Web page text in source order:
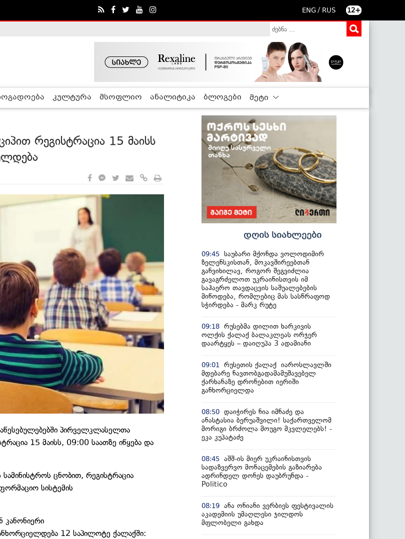
ENG / RUS 12+
კულტურა მსოფლიო ანალიტიკა ბლოგები მეტი
რეგისტრაცია 15 მაისს
პირველკლასელთა
15 მაისს, 09:00 საათზე იწყება და
ცნობით, რეგისტრაცია
სისტემის
კანონიერი
12 საპილოტე ქალაქში:
დღის სიახლეები
09:45 საუბარი მქონდა ვოლოდიმირ
ზელენსკისთან, მოკავშირეებთან
განვიხილავ, როგორ შეგვიძლია
გავაგრძელოთ უკრაინისთვის იმ
საჰაერო თავდაცვის საშუალებების
მიწოდება, რომლებიც მას სასწრაფოდ
სჭირდება - მარკ რუტე
09:18 რუსებმა დილით ხარკივის
ოლქის ქალაქ ბალაკლეას ორჯერ
დაარტყეს – დაიღუპა 3 ადამიანი
09:01
რუსეთის ქალაქ იაროსლავლში
მდებარე ნავთობგადამამუშავებელ
ქარხანაზე დრონებით იერიში
განხორციელდა
08:50 დაიჭირეს ნია იმნაძე და
ანასტასია ბერუაშვილი! საქართველომ
მორიგი ბრძოლა მოუგო მკვლელებს! -
ეკა კუპატაძე
08:45 აშშ-ის მიერ უკრაინისთვის
სადაზვერვო მონაცემების გაზიარება
ადრინდელ დონეს დაუბრუნდა -
Politico
08:19 ანა ონიანი ვერბიეს ფესტივალის
აკადემიის უმაღლესი ჯილდოს
მფლობელი გახდა